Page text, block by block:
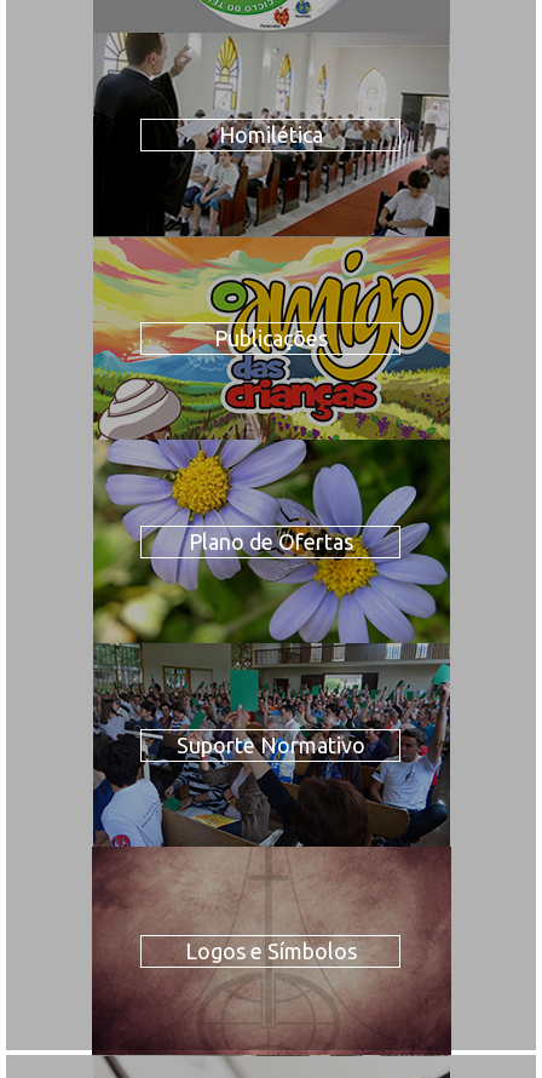
Homilética
Publicações
Plano de Ofertas
Suporte Normativo
Logos e Símbolos